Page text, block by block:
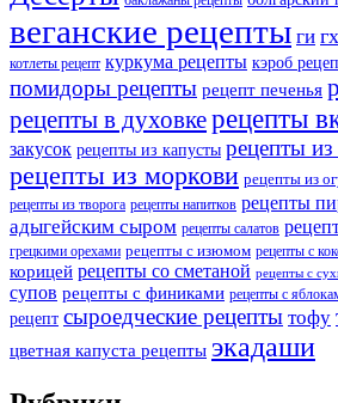
веганские рецепты ги
котлеты рецепт куркума рецепты кэроб
помидоры рецепты рецепт печенья
рецепты в духовкерецепты
закусок рецепты из капусты рецепты
рецепты из моркови рецепты из
рецепты из творога рецепты напитков рецепты
адыгейским сыром рецепты салатов
грецкими орехами рецепты с изюмом рецепты с
корицей рецепты со сметаной рецепты с
супов рецепты с финиками рецепты с
рецепт сыроедческие рецепты тофу
цветная капуста рецепты экадаши